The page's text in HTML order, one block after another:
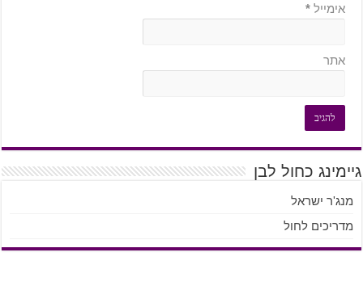
אימייל *
אתר
גיימינג כחול לבן
מנג'ר ישראל
מדריכים לחול